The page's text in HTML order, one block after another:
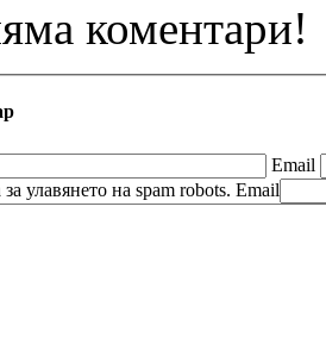
коментари!
Email
улавянето на spam robots. Email